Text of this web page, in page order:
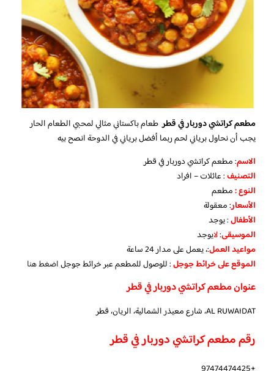
مطعم كراتشي دوربار في قطرطعام باكستاني مثالي لمحبي الطعام الحار
يجب أن نحاول برياني لحم ربما أفضل برياني في الدوحة انصح بيه
الاسم: مطعم كراتشي دوربار في قطر
التصنيف: عائلات – افراد
النوع :مطعم
الأسعار:معقولة
الأطفال:يوجد
الموسيقى:لايوجد
مواعيد العمل:، يعمل على مدار 24 ساعة
الموقع على خرائط جوجل: للوصول للمطعم عبر خرائط جوجلاضغط هنا
عنوان مطعم كراتشي دوربار في قطر
AL RUWAIDAT، شارع معيذر الشمالية، الريان، قطر
رقم مطعم كراتشي دوربار في قطر